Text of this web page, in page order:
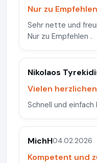
Nur zu Empfehlen
Sehr nette und
Nur zu Empfehlen .
Nikolaos
Vielen
Schnell und
MichH04.02.2026
Kompetent und